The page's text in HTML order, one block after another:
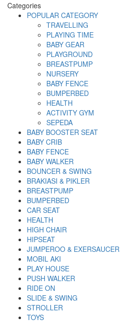
Categories
POPULAR CATEGORY
TRAVELLING
PLAYING TIME
BABY GEAR
PLAYGROUND
BREASTPUMP
NURSERY
BABY FENCE
BUMPERBED
HEALTH
ACTIVITY GYM
SEPEDA
BABY BOOSTER SEAT
BABY CRIB
BABY FENCE
BABY WALKER
BOUNCER & SWING
BRAKIASI & PIKLER
BREASTPUMP
BUMPERBED
CAR SEAT
HEALTH
HIGH CHAIR
HIPSEAT
JUMPEROO & EXERSAUCER
MOBIL AKI
PLAY HOUSE
PUSH WALKER
RIDE ON
SLIDE & SWING
STROLLER
TOYS